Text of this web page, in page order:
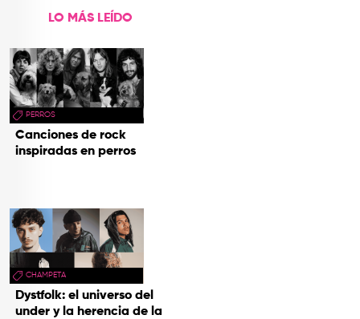
LO MÁS LEÍDO
PERROS
Canciones de rock
inspiradas en perros
CHAMPETA
Dystfolk: el universo del
under y la herencia de la